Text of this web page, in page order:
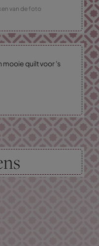
van de foto
mooie quilt voor 's